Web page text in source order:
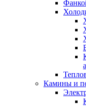
Камины и